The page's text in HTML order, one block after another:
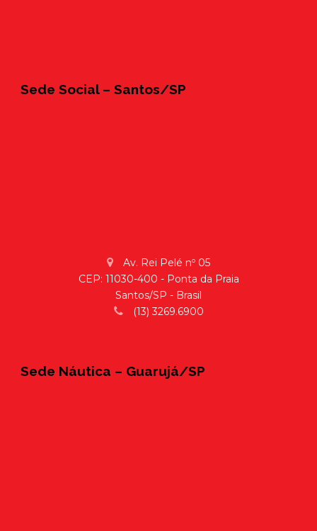
Sede Social – Santos/SP
Av. Rei Pelé nº 05
CEP: 11030-400 - Ponta da Praia
Santos/SP - Brasil
(13) 3269.6900
Sede Náutica – Guarujá/SP